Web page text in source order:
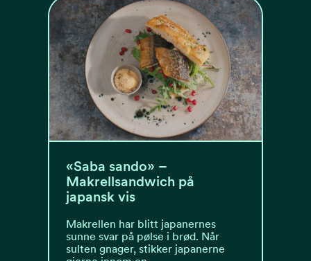
«Saba sando» –
Makrellsandwich på
japansk vis
Makrellen har blitt japanernes
sunne svar på pølse i brød. Når
sulten gnager, stikker japanerne